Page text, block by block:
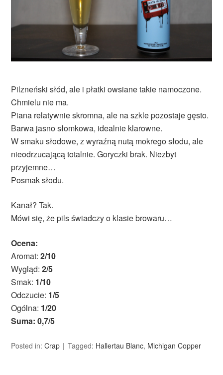
Pilzneński słód, ale i płatki owsiane takie namoczone.
Chmielu nie ma.
Piana relatywnie skromna, ale na szkle pozostaje gęsto.
Barwa jasno słomkowa, idealnie klarowne.
W smaku słodowe, z wyraźną nutą mokrego słodu, ale
nieodrzucającą totalnie. Goryczki brak. Niezbyt
przyjemne…
Posmak słodu.
Kanał? Tak.
Mówi się, że pils świadczy o klasie browaru…
Ocena:
Aromat:2/10
Wygląd:2/5
Smak: 1/10
Odczucie: 1/5
Ogólna: 1/20
Suma: 0,7/5
Posted in:Crap Tagged: Hallertau Blanc, Michigan Copper